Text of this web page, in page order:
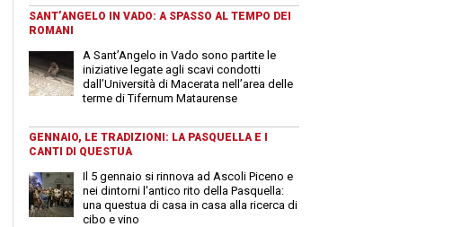
SANT’ANGELO IN VADO: A SPASSO AL TEMPO DEI
ROMANI
A Sant’Angelo in Vado sono partite le
iniziative legate agli scavi condotti
dall’Università di Macerata nell’area delle
terme di Tifernum Mataurense
GENNAIO, LE TRADIZIONI: LA PASQUELLA E I
CANTI DI QUESTUA
Il 5 gennaio si rinnova ad Ascoli Piceno e
nei dintorni l'antico rito della Pasquella:
una questua di casa in casa alla ricerca di
cibo e vino